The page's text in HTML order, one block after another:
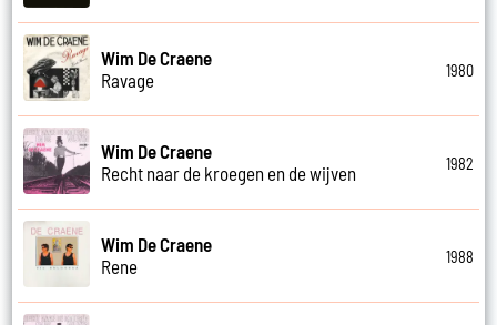
Wim De Craene
Ravage
1980
Wim De Craene
Recht naar de kroegen en de wijven
1982
Wim De Craene
Rene
1988